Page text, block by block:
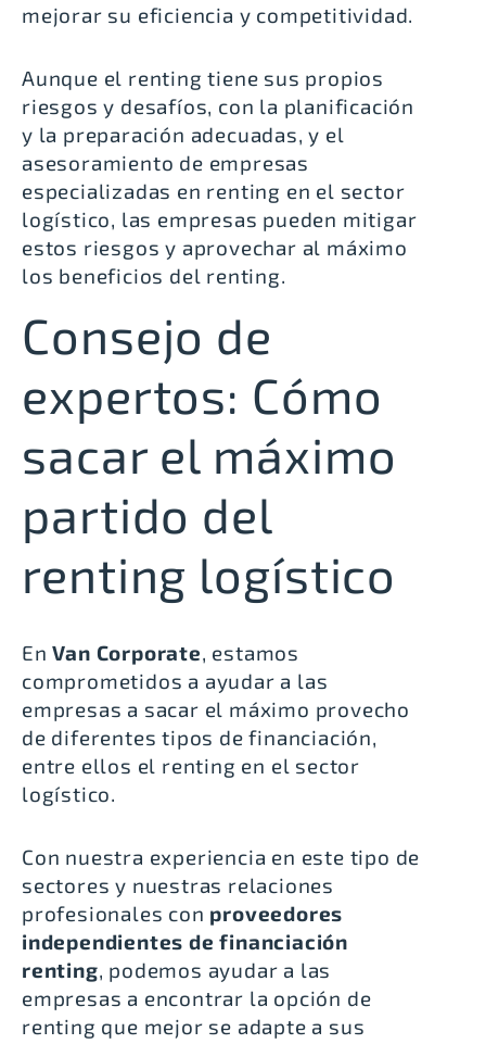
mejorar su eficiencia y competitividad.
Aunque el renting tiene sus propios
riesgos y desafíos, con la planificación
y la preparación adecuadas, y el
asesoramiento de empresas
especializadas en renting en el sector
logístico, las empresas pueden mitigar
estos riesgos y aprovechar al máximo
los beneficios del renting.
Consejo de
expertos: Cómo
sacar el máximo
partido del
renting logístico
EnVan Corporate, estamos
comprometidos a ayudar a las
empresas a sacar el máximo provecho
de diferentes tipos de financiación,
entre ellos el renting en el sector
logístico.
Con nuestra experiencia en este tipo de
sectores y nuestras relaciones
profesionales con proveedores
independientes de financiación
renting, podemos ayudar a las
empresas a encontrar la opción de
renting que mejor se adapte a sus